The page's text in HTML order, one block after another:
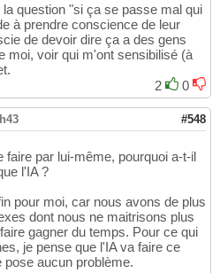
question "si ça se passe mal qui
à prendre conscience de leur
de devoir dire ça a des gens
moi, voir qui m'ont sensibilisé (à
2
0
#548
faire par lui-même, pourquoi a-t-il
l'IA ?
pour moi, car nous avons de plus
dont nous ne maitrisons plus
gagner du temps. Pour ce qui
je pense que l'IA va faire ce
pose aucun problème.